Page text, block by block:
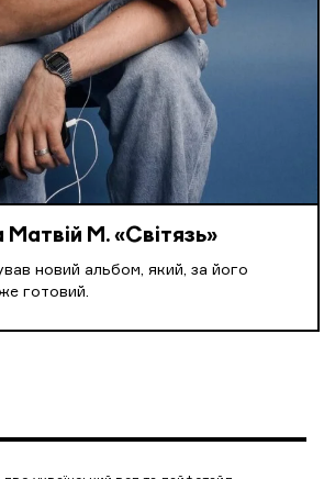
М. «Світязь»
новий альбом, який, за його
готовий.